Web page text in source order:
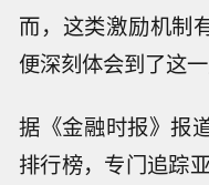
而，这类激励机制
便深刻体会到了这一
据《金融时报》报
排行榜，专门追踪